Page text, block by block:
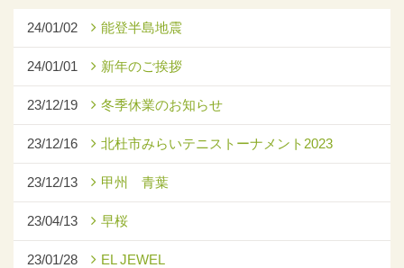
24/01/02 能登半島地震
24/01/01 新年のご挨拶
23/12/19 冬季休業のお知らせ
23/12/16 北杜市みらいテニストーナメント2023
23/12/13 甲州 青葉
23/04/13 早桜
23/01/28 EL JEWEL